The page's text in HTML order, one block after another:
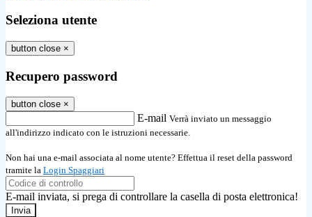
Seleziona utente
button close ×
Recupero password
button close ×
E-mail Verrà inviato un messaggio
all'indirizzo indicato con le istruzioni necessarie.
Non hai una e-mail associata al nome utente? Effettua il reset della password
tramite la Login Spaggiari
E-mail inviata, si prega di controllare la casella di posta elettronica!